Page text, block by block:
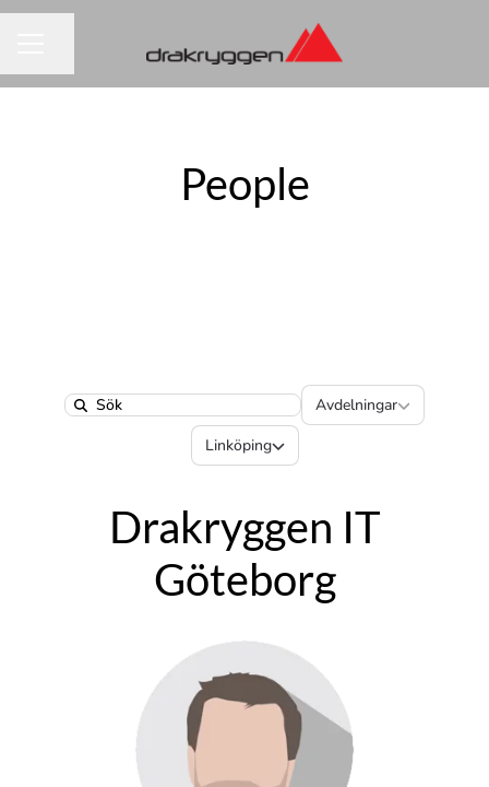
People
Search
Avdelningar
Avdelningar
Platser
Linköping
Drakryggen IT
Göteborg